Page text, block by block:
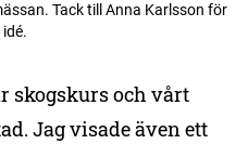
Tack till Anna Karlsson för
skogskurs och vårt
Jag visade även ett